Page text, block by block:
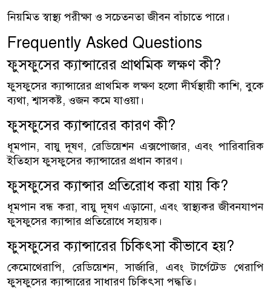
নিয়মিত স্বাস্থ্য পরীক্ষা ও সচেতনতা জীবন বাঁচাতে পারে।
Frequently Asked Questions
ফুসফুসের ক্যান্সারের প্রাথমিক লক্ষণ কী?
ফুসফুসের ক্যান্সারের প্রাথমিক লক্ষণ হলো দীর্ঘস্থায়ী কাশি, বুকে
ব্যথা, শ্বাসকষ্ট, ওজন কমে যাওয়া।
ফুসফুসের ক্যান্সারের কারণ কী?
ধূমপান, বায়ু দূষণ, রেডিয়েশন এক্সপোজার, এবং পারিবারিক
ইতিহাস ফুসফুসের ক্যান্সারের প্রধান কারণ।
ফুসফুসের ক্যান্সার প্রতিরোধ করা যায় কি?
ধূমপান বন্ধ করা, বায়ু দূষণ এড়ানো, এবং স্বাস্থ্যকর জীবনযাপন
ফুসফুসের ক্যান্সার প্রতিরোধে সহায়ক।
ফুসফুসের ক্যান্সারের চিকিৎসা কীভাবে হয়?
কেমোথেরাপি, রেডিয়েশন, সার্জারি, এবং টার্গেটেড থেরাপি
ফুসফুসের ক্যান্সারের সাধারণ চিকিৎসা পদ্ধতি।